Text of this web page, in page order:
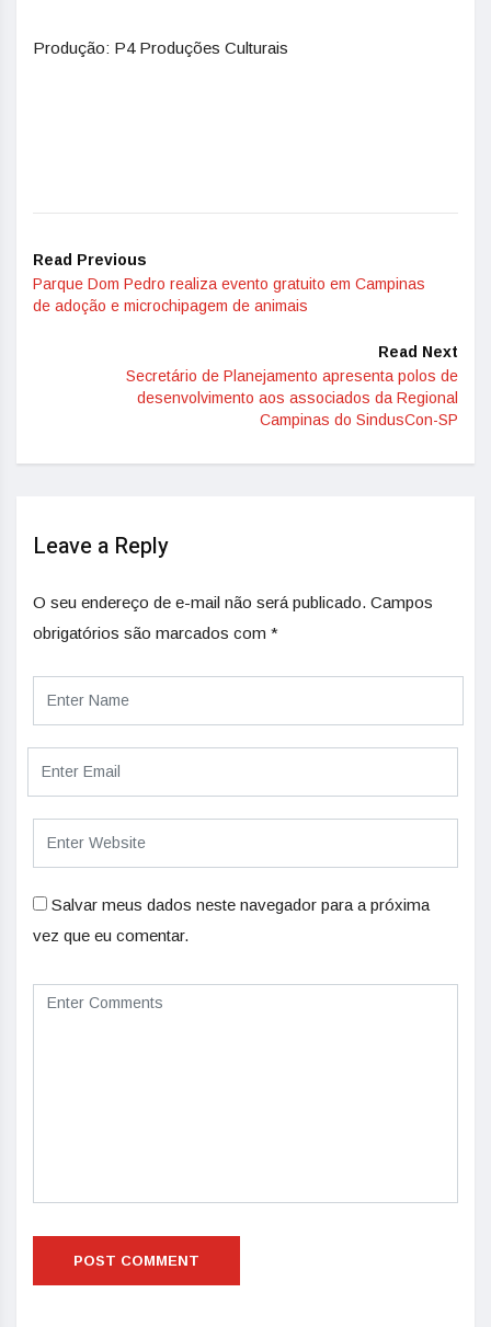
Produção: P4 Produções Culturais
Read Previous
Parque Dom Pedro realiza evento gratuito em Campinas
de adoção e microchipagem de animais
Read Next
Secretário de Planejamento apresenta polos de
desenvolvimento aos associados da Regional
Campinas do SindusCon-SP
Leave a Reply
O seu endereço de e-mail não será publicado. Campos
obrigatórios são marcados com *
Salvar meus dados neste navegador para a próxima
vez que eu comentar.